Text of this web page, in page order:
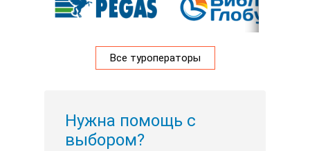
Все туроператоры
Нужна помощь с
выбором?